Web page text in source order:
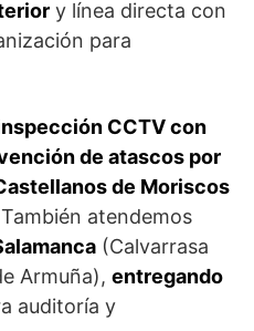
y línea directa con
para
CCTV con
de atascos por
de Moriscos
atendemos
(Calvarrasa
Armuña), entregando
auditoría y